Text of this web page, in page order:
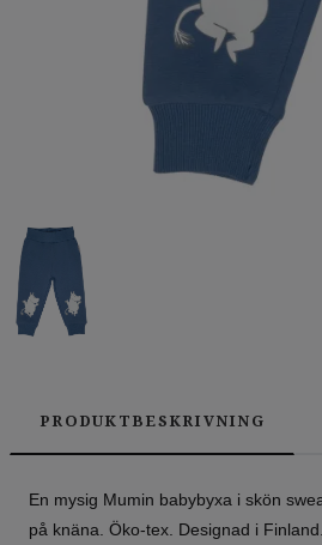
PRODUKTBESKRIVNING
En mysig Mumin babybyxa i skön
på knäna. Öko-tex. Designad i Finland.